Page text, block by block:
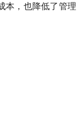
本，也降低了管理